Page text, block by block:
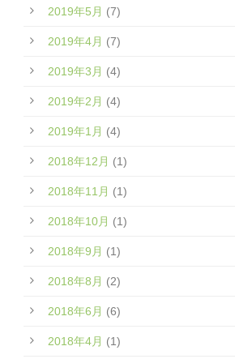
2019年5月 (7)
2019年4月 (7)
2019年3月 (4)
2019年2月 (4)
2019年1月 (4)
2018年12月 (1)
2018年11月 (1)
2018年10月 (1)
2018年9月 (1)
2018年8月 (2)
2018年6月 (6)
2018年4月 (1)